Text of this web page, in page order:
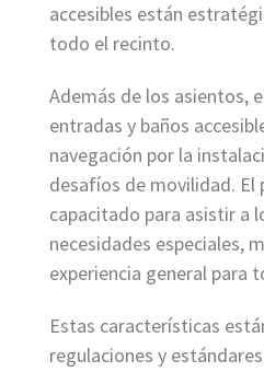
accesibles están
todo el recinto.
Además de los asientos,
entradas y baños
navegación por la
desafíos de movilidad. El
capacitado para asistir a
necesidades especiales,
experiencia general para
Estas características
regulaciones y